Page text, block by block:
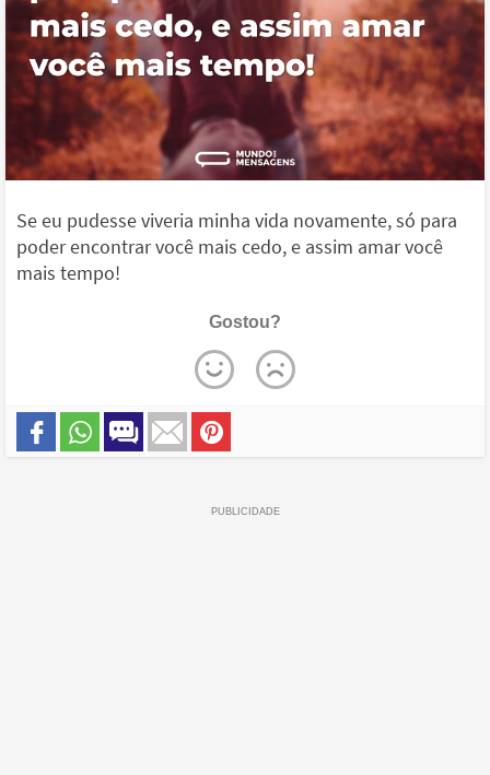
Se eu pudesse viveria minha vida novamente, só para
poder encontrar você mais cedo, e assim amar você
mais tempo!
Gostou?